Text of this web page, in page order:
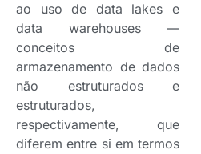
ao uso de data lakes e
data warehouses —
conceitos de
armazenamento de dados
não estruturados e
estruturados,
respectivamente, que
diferem entre si em termos